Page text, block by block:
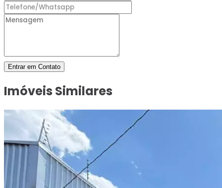
Entrar em Contato
Imóveis Similares